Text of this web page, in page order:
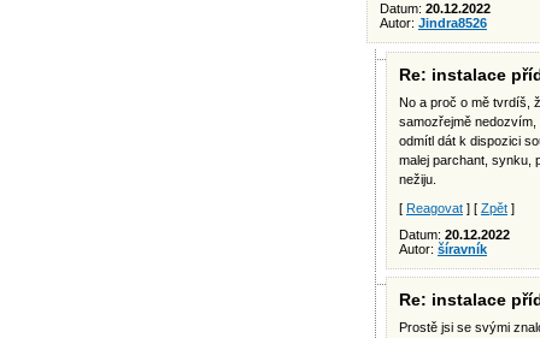
Datum: 20.12.2022
Autor: Jindra8526
Re: instalace
No a proč o mě tvrdíš,
samozřejmě
odmítl dát k dispozici
malej parchant, synku,
nežiju.
[ Reagovat ] [ Zpět ]
Datum: 20.12.2022
Autor: šíravník
Re: instalace
Prostě jsi se svými